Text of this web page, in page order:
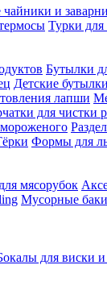
и
Турки для
Бутылки
Детские
лапши
для чистки
Формы для
мясорубок
Мусорные баки
для виски и